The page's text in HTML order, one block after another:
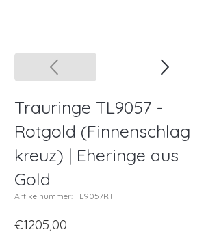
Trauringe TL9057 -
Rotgold (Finnenschlag
kreuz) | Eheringe aus
Gold
Artikelnummer: TL9057RT
€1205,00